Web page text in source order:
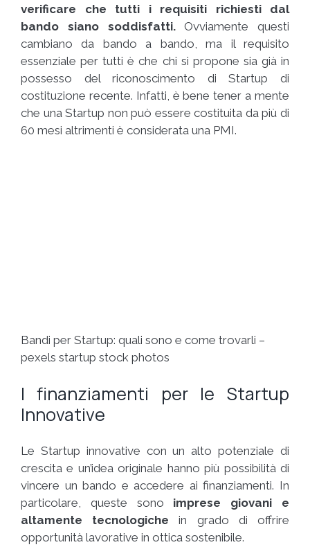
verificare che tutti i requisiti richiesti dal
bando siano soddisfatti.Ovviamente questi
cambiano da bando a bando, ma il requisito
essenziale per tutti è che chi si propone sia già in
possesso del riconoscimento di Startup di
costituzione recente. Infatti, è bene tener a mente
che una Startup non può essere costituita da più di
60 mesi altrimenti è considerata una PMI.
Bandi per Startup: quali sono e come trovarli –
pexels startup stock photos
I finanziamenti per le Startup
Innovative
Le Startup innovative con un alto potenziale di
crescita e un’idea originale hanno più possibilità di
vincere un bando e accedere ai finanziamenti. In
particolare, queste sono imprese giovani e
altamente tecnologiche in grado di offrire
opportunità lavorative in ottica sostenibile.